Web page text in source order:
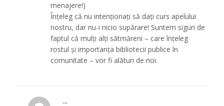
menajere!)
Înțeleg că nu intenționați să dați curs apelului
nostru, dar nu-i nicio supărare! Suntem siguri de
faptul că mulți alți sătmăreni – care înțeleg
rostul și importanța bibliotecii publice în
comunitate – vor fi alături de noi.
...